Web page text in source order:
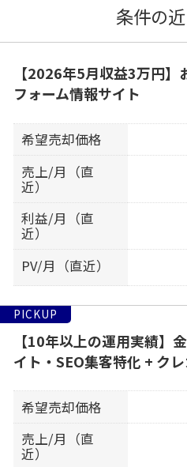
条件の
【2026年5月収益3万円】
フォーム情報サイト
希望売却価格
売上/月（直
近）
利益/月（直
近）
PV/月（直近）
PICKUP
【10年以上の運用実績】
イト・SEO集客特化 + ク
希望売却価格
売上/月（直
近）